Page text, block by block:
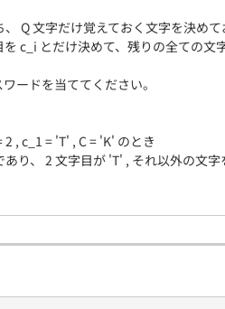
Q 文字だけ覚えておく文字を決めて
c_i とだけ決めて、残りの全ての文字
ードを当ててください。
2 , c_1 = 'T' , C = 'K' のとき
り、 2 文字目が 'T' , それ以外の文